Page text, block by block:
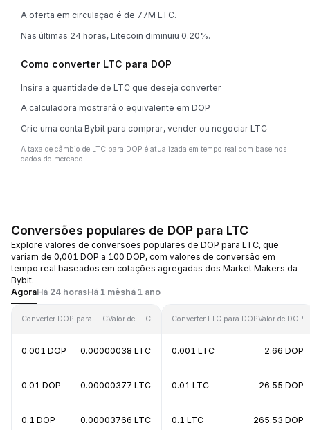
A oferta em circulação é de 77M LTC.
Nas últimas 24 horas, Litecoin diminuiu 0.20%.
Como converter LTC para DOP
Insira a quantidade de LTC que deseja converter
A calculadora mostrará o equivalente em DOP
Crie uma conta Bybit para comprar, vender ou negociar LTC
A taxa de câmbio de LTC para DOP é atualizada em tempo real com base nos
dados do mercado.
Conversões populares de DOP para LTC
Explore valores de conversões populares de DOP para LTC, que
variam de 0,001 DOP a 100 DOP, com valores de conversão em
tempo real baseados em cotações agregadas dos Market Makers da
Bybit.
AgoraHá 24 horasHá 1 mêshá 1 ano
Converter DOP para LTCValor de LTC
0.001 DOP 0.00000038 LTC
0.01 DOP 0.00000377 LTC
0.1 DOP 0.00003766 LTC
Converter LTC para DOPValor de DOP
0.001 LTC 2.66 DOP
0.01 LTC 26.55 DOP
0.1 LTC 265.53 DOP